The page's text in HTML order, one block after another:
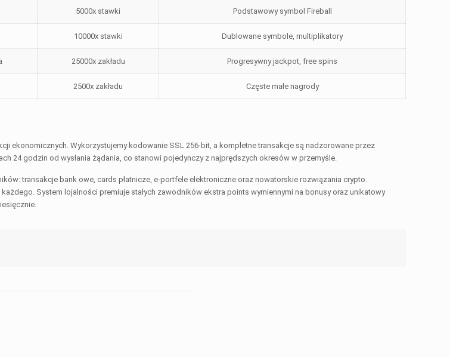
5000x stawki Podstawowy symbol Fireball
10000x stawki Dublowane symbole, multiplikatory
25000x zakładu Progresywny jackpot, free spins
2500x zakładu Częste małe nagrody
ekonomicznych. Wykorzystujemy kodowanie SSL 256-bit, a kompletne transakcje są nadzorowane przez
24 godzin od wysłania żądania, co stanowi pojedynczy z najprędszych okresów w przemyśle.
transakcje bank owe, cards płatnicze, e-portfele elektroniczne oraz nowatorskie rozwiązania crypto.
System lojalności premiuje stałych zawodników ekstra points wymiennymi na bonusy oraz unikatowy